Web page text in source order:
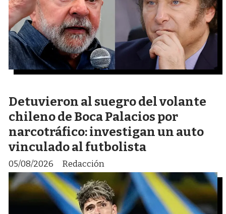
Detuvieron al suegro del volante
chileno de Boca Palacios por
narcotráfico: investigan un auto
vinculado al futbolista
Redacción
05/08/2026